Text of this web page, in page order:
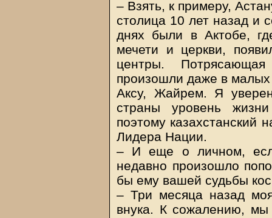
– Взять, к примеру,
столица 10 лет назад и
днях были в Актобе,
мечети и церкви,
центры.
произошли даже в малых
Аксу, Жайрем. Я
страны уровень
поэтому казахстанский
Лидера Нации.
– И еще о личном,
недавно произошло
бы ему вашей судьбы
– Три месяца назад
внука. К сожалению, мы